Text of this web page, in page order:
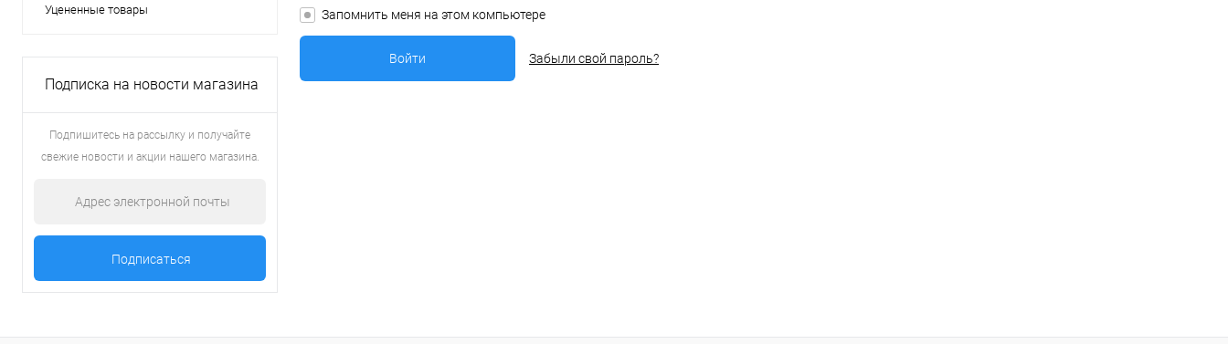
Уцененные товары
Подписка на новости магазина
Подпишитесь на рассылку и получайте
свежие новости и акции нашего магазина.
Запомнить меня на этом компьютере
Забыли свой пароль?